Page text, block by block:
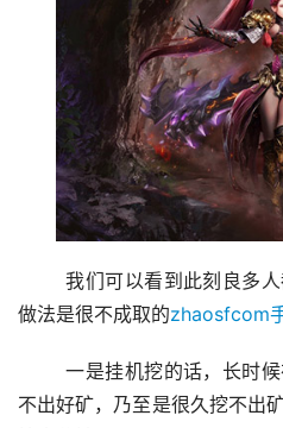
	我们可以看到此刻良多人都是挂机挖矿的，实在这类
做法是很不成取的zhaosfcom
	一是挂机挖的话，长时候在统一个处所挖效力低，挖
不出好矿，乃至是很久挖不出